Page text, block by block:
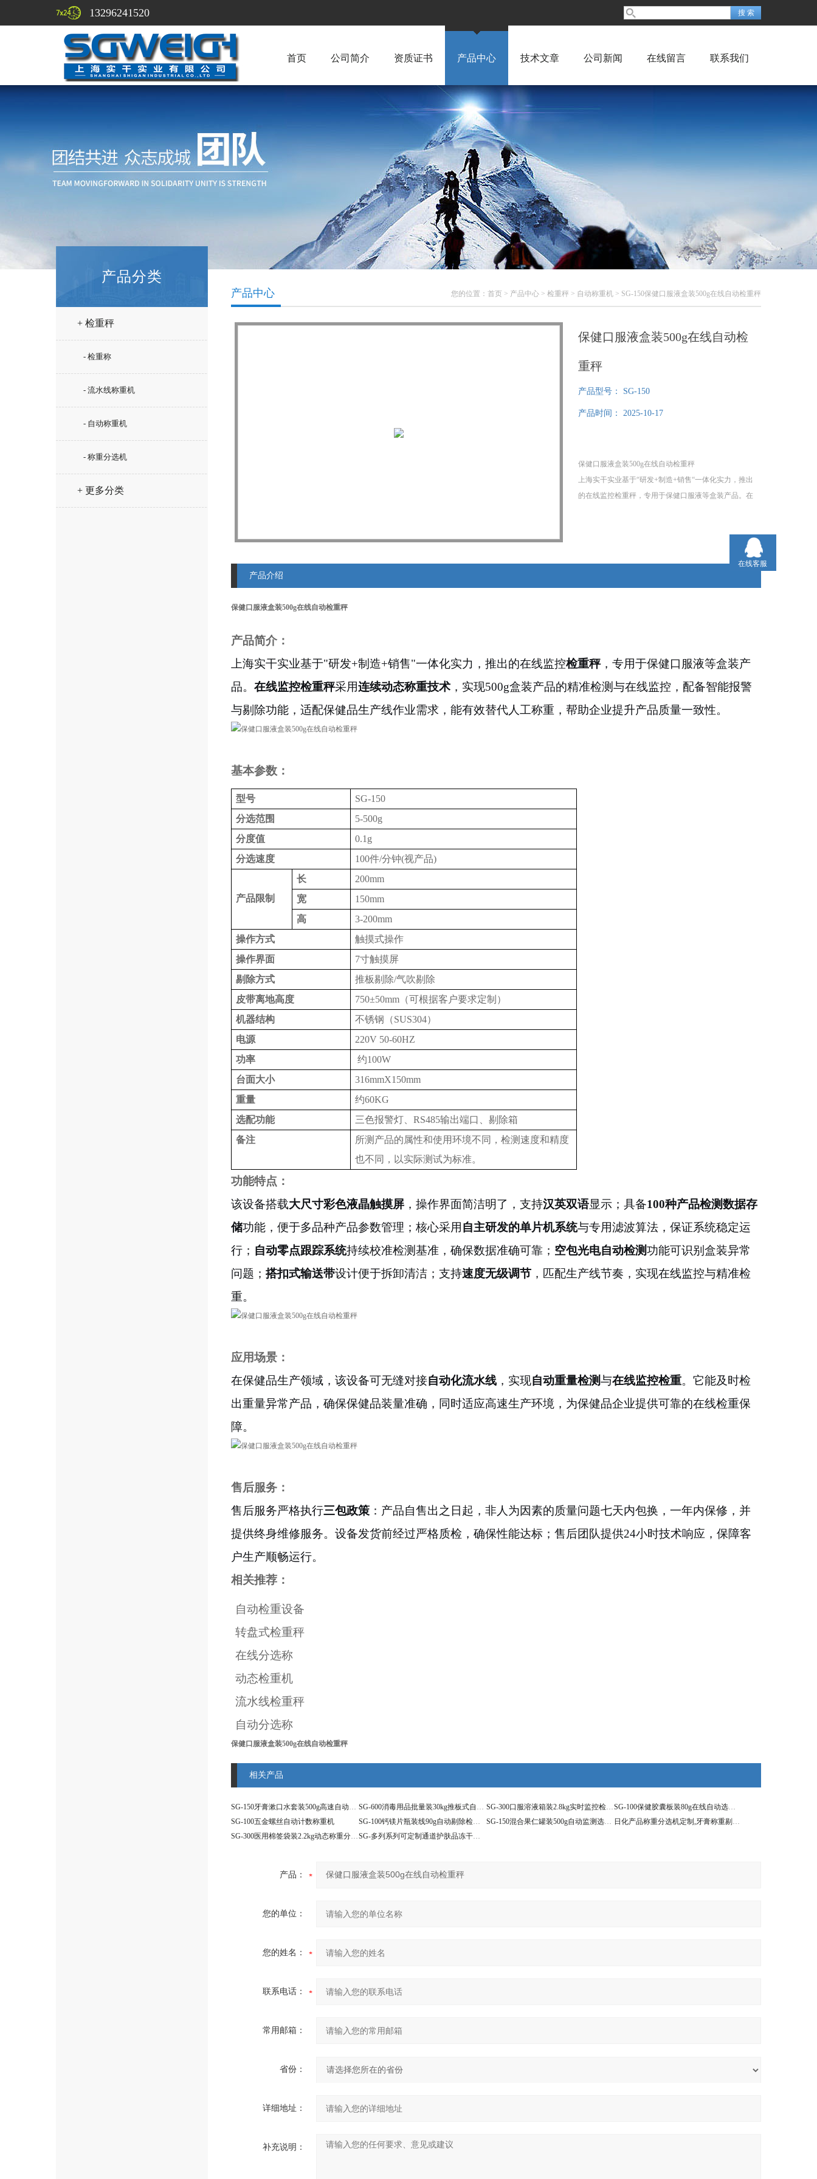
13296241520
首页 公司简介 资质证书 产品中心 技术文章 公司新闻 在线留言 联系我们
产品分类
+ 检重秤
- 检重称
- 流水线称重机
- 自动称重机
- 称重分选机
+ 更多分类
您的位置： 首页 > 产品中心 > 检重秤 > 自动称重机 > SG-150保健口服液盒装500g在线自动检重秤
产品中心
保健口服液盒装500g在线自动检
重秤
产品型号： SG-150
产品时间： 2025-10-17
保健口服液盒装500g在线自动检重秤
上海实干实业基于“研发+制造+销售“一体化实力，推出
的在线监控检重秤，专用于保健口服液等盒装产品。在
适配保健品生产线作业需求，能有效替代人工称重，帮
产品介绍
保健口服液盒装500g在线自动检重秤
产品简介：
上海实干实业基于"研发+制造+销售"一体化实力，推出的在线监控检重秤，专用于保健口服液等盒装产
品。 在线监控检重秤采用连续动态称重技术 ，实现500g盒装产品的精准检测与在线监控，配备智能报警
与剔除功能，适配保健品生产线作业需求，能有效替代人工称重，帮助企业提升产品质量一致性。
基本参数：
型号
SG-150
分选范围
5-500g
分度值
0.1g
分选速度
100件/分钟(视产品)
产品限制
长
200mm
宽
150mm
高
3-200mm
操作方式
触摸式操作
操作界面
7寸触摸屏
剔除方式
推板剔除/气吹剔除
皮带离地高度
750±50mm（可根据客户要求定制）
机器结构
不锈钢（SUS304）
电源
220V 50-60HZ
功率
约100W
台面大小
316mmX150mm
重量
约60KG
选配功能
三色报警灯、 RS485输出端口、剔除箱
备注
所测产品的属性和使用环境不同，检测速度和精度
也不同 ，以实际测试为标准。
功能特点：
该设备搭载大尺寸彩色液晶触摸屏 ，操作界面简洁明了，支持汉英双语显示；具备100种产品检测数据存
储功能，便于多品种产品参数管理；核心采用 自主研发的单片机系统与专用滤波算法，保证系统稳定运
行； 自动零点跟踪系统持续校准检测基准，确保数据准确可靠； 空包光电自动检测功能可识别盒装异常
问题； 搭扣式输送带设计便于拆卸清洁；支持速度无级调节 ，匹配生产线节奏，实现在线监控与精准检
重。
应用场景：
在保健品生产领域，该设备可无缝对接自动化流水线 ，实现自动重量检测与在线监控检重。它能及时检
出重量异常产品，确保保健品装量准确，同时适应高速生产环境，为保健品企业提供可靠的在线检重保
障。
售后服务：
售后服务严格执行三包政策 ：产品自售出之日起，非人为因素的质量问题七天内包换，一年内保修，并
提供终身维修服务。设备发货前经过严格质检，确保性能达标；售后团队提供24小时技术响应，保障客
户生产顺畅运行。
相关推荐：
自动检重设备
转盘式检重秤
在线分选称
动态检重机
流水线检重秤
自动分选称
保健口服液盒装500g在线自动检重秤
相关产品
SG-150牙膏漱口水套装500g高速自动分选检重仪 SG-600消毒用品批量装30kg推板式自动分拣设备 SG-300口服溶液箱装2.8kg实时监控检重机
SG-100保健胶囊板装80g在线自动选别秤
SG-100五金螺丝自动计数称重机
SG-100钙镁片瓶装线90g自动剔除检重秤 SG-150混合果仁罐装500g自动监测选别秤
日化产品称重分选机定制,牙膏称重剔除机
SG-300医用棉签袋装2.2kg动态称重分选机
SG-多列系列可定制通道护肤品冻干粉自动检重机
产品：
您的单位：
您的姓名：
联系电话：
常用邮箱：
省份：
详细地址：
补充说明：
在线客服